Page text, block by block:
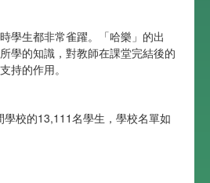
學生都非常雀躍。「哈樂」的出
學的知識，對教師在課堂完結後的
持的作用。
校的13,111名學生，學校名單如